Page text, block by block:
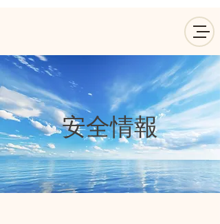
安全情報